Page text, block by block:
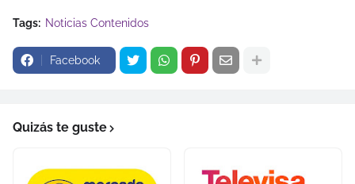
Tags: Noticias Contenidos
Facebook
Quizás te guste